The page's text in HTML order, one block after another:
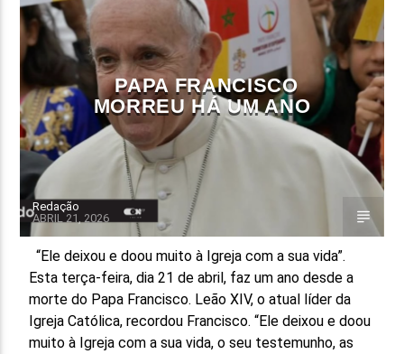
PAPA FRANCISCO
MORREU HÁ UM ANO
Redação
ABRIL 21, 2026
“Ele deixou e doou muito à Igreja com a sua vida”.
Esta terça-feira, dia 21 de abril, faz um ano desde a
morte do Papa Francisco. Leão XIV, o atual líder da
Igreja Católica, recordou Francisco. “Ele deixou e doou
muito à Igreja com a sua vida, o seu testemunho, as